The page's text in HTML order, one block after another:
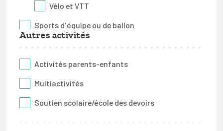
Vélo et VTT
Sports d'équipe ou de ballon
Basketball
Football
Handball
Autres activités
Activités parents-enfants
Multiactivités
Soutien scolaire/école des devoirs